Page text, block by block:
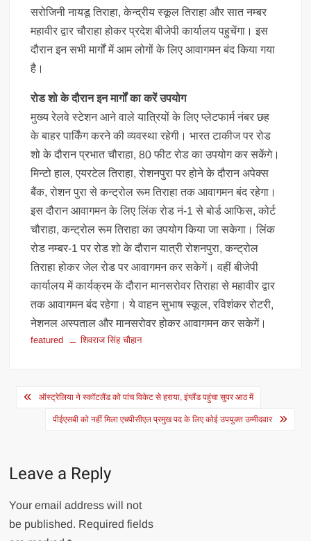
सरोजिनी नायडू तिराहा, केन्द्रीय स्कूल तिराहा और सात नम्बर
महावीर द्वार चौराहा होकर प्रदेश बीजेपी कार्यालय पहुचेंगा। इस
दौरान इन सभी मार्गों में आम लोगों के लिए आवागमन बंद किया गया
है।
रोड शो के दौरान इन मार्गों का करें उपयोग
मुख्य रेलवे स्टेशन आने वाले यात्रियों के लिए प्लेटफार्म नंबर छह
के बाहर पार्किंग करने की व्यवस्था रहेगी। भारत टाकीज पर रोड
शो के दौरान प्रभात चौराहा, 80 फीट रोड का उपयोग कर सकेंगे।
मिन्टो हाल, एयरटेल तिराहा, रोशनपुरा पर होने के दौरान अपेक्स
बैंक, रोशन पुरा से कन्ट्रोल रूम तिराहा तक आवागमन बंद रहेगा।
इस दौरान आवागमन के लिए लिंक रोड नं-1 से बोर्ड आफिस, कोर्ट
चौराहा, कन्ट्रोल रूम तिराहा का उपयोग किया जा सकेगा। लिंक
रोड नम्बर-1 पर रोड शो के दौरान यात्री रोशनपुरा, कन्ट्रोल
तिराहा होकर जेल रोड पर आवागमन कर सकेगें। वहीं बीजेपी
कार्यालय में कार्यक्रम कें दौरान मानसरोवर तिराहा से महावीर द्वार
तक आवागमन बंद रहेगा। ये वाहन सुभाष स्कूल, रविशंकर रोटरी,
नेशनल अस्पताल और मानसरोवर होकर आवागमन कर सकेगें।
featured शिवराज सिंह चौहान
Post
navigation
ऑस्ट्रेलिया ने स्कॉटलैंड को पांच विकेट से हराया, इंग्लैंड पहुंचा सुपर आठ में
पीईएसबी को नहीं मिला एचपीसीएल प्रमुख पद के लिए कोई उपयुक्त उम्मीदवार
Leave a Reply
Your email address will not
be published. Required fields